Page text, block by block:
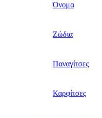
Όνομα
Ζώδια
Παναγίτσες
Καρφίτσες